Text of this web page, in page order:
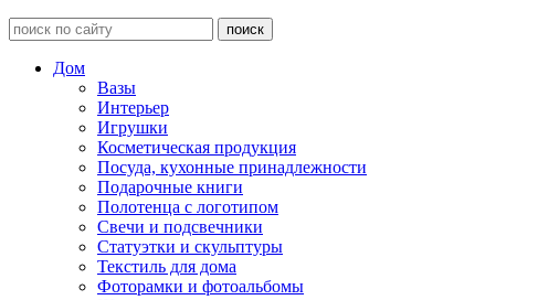
Дом
Вазы
Интерьер
Игрушки
Косметическая продукция
Посуда, кухонные принадлежности
Подарочные книги
Полотенца с логотипом
Свечи и подсвечники
Статуэтки и скульптуры
Текстиль для дома
Фоторамки и фотоальбомы